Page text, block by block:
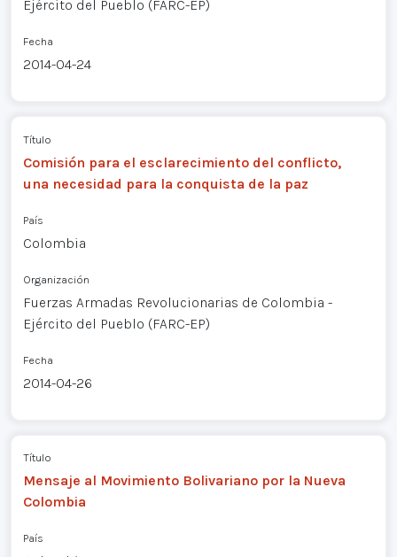
Ejército del Pueblo (FARC-EP)
Fecha
2014-04-24
Título
Comisión para el esclarecimiento del conflicto,
una necesidad para la conquista de la paz
País
Colombia
Organización
Fuerzas Armadas Revolucionarias de Colombia -
Ejército del Pueblo (FARC-EP)
Fecha
2014-04-26
Título
Mensaje al Movimiento Bolivariano por la Nueva
Colombia
País